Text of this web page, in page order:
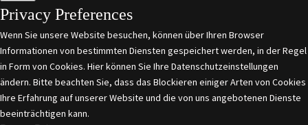
Privacy Preferences
Wenn Sie unsere Website besuchen, können über Ihren Browser
Informationen von bestimmten Diensten gespeichert werden, in der Regel
in Form von Cookies. Hier können Sie Ihre Datenschutzeinstellungen
ändern. Bitte beachten Sie, dass das Blockieren einiger Arten von Cookies
Ihre Erfahrung auf unserer Website und die von uns angebotenen Dienste
beeinträchtigen kann.